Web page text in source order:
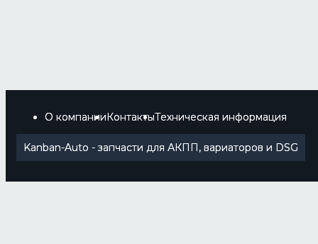
О компанииКонтактыТехническая информация
Kanban-Auto - запчасти для АКПП, вариаторов и DSG